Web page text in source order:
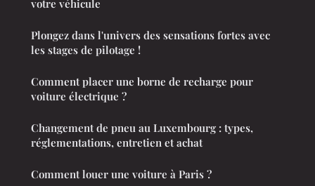
votre véhicule
Plongez dans l'univers des sensations fortes avec
les stages de pilotage !
Comment placer une borne de recharge pour
voiture électrique ?
Changement de pneu au Luxembourg : types,
réglementations, entretien et achat
Comment louer une voiture à Paris ?